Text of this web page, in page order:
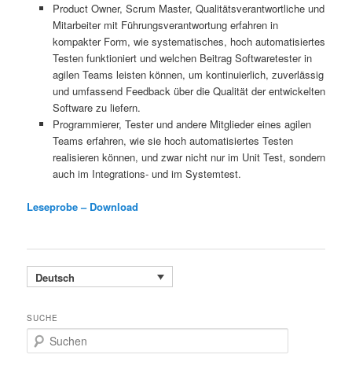
Product Owner, Scrum Master, Qualitätsverantwortliche und
Mitarbeiter mit Führungsverantwortung erfahren in
kompakter Form, wie systematisches, hoch automatisiertes
Testen funktioniert und welchen Beitrag Softwaretester in
agilen Teams leisten können, um kontinuierlich, zuverlässig
und umfassend Feedback über die Qualität der entwickelten
Software zu liefern.
Programmierer, Tester und andere Mitglieder eines agilen
Teams erfahren, wie sie hoch automatisiertes Testen
realisieren können, und zwar nicht nur im Unit Test, sondern
auch im Integrations- und im Systemtest.
Leseprobe – Download
Deutsch
SUCHE
u